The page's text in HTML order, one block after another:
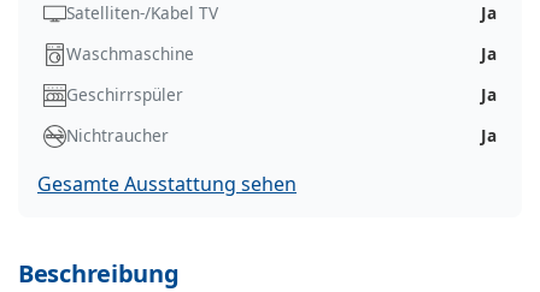
Satelliten-/Kabel TV
Ja
Waschmaschine
Ja
Geschirrspüler
Ja
Nichtraucher
Ja
Gesamte Ausstattung sehen
Beschreibung